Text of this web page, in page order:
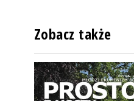
Zobacz także